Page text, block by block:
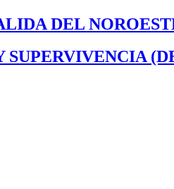
DEL